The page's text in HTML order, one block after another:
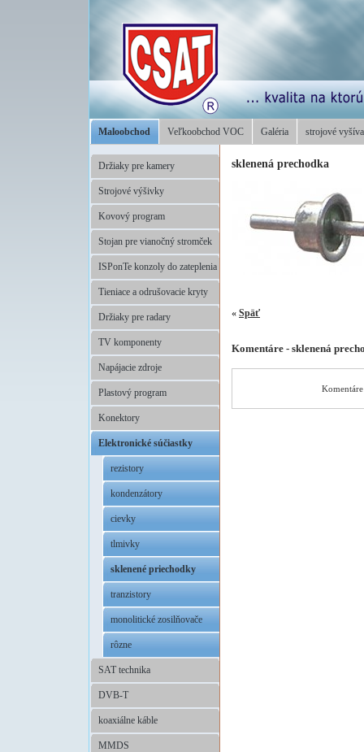
Maloobchod Veľkoobchod VOC Galéria strojové
Držiaky pre kamery
Strojové výšivky
Kovový program
Stojan pre vianočný stromček
ISPonTe konzoly do zateplenia
Tieniace a odrušovacie kryty
Držiaky pre radary
TV komponenty
Napájacie zdroje
Plastový program
Konektory
Elektronické súčiastky
rezistory
kondenzátory
cievky
tlmivky
sklenené priechodky
tranzistory
monolitické zosilňovače
rôzne
SAT technika
DVB-T
koaxiálne káble
MMDS
sklenená prechodka
« Späť
Komentáre - sklenená